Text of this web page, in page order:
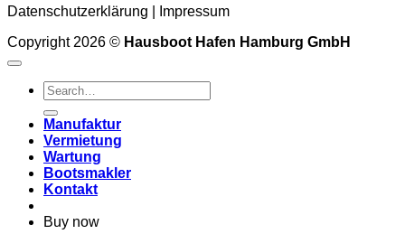
world!
Datenschutzerklärung
Impressum
Copyright 2026 © Hausboot Hafen Hamburg GmbH
Manufaktur
Vermietung
Wartung
Bootsmakler
Kontakt
Buy now